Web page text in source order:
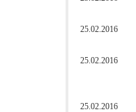
25.02.2016
25.02.2016
25.02.2016